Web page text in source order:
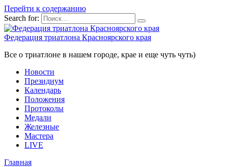
Перейти к содержанию
Search for:
Федерация триатлона Красноярского края
Все о триатлоне в нашем городе, крае и еще чуть чуть)
Новости
Президиум
Календарь
Положения
Протоколы
Медали
Железные
Мастера
LIVE
Главная